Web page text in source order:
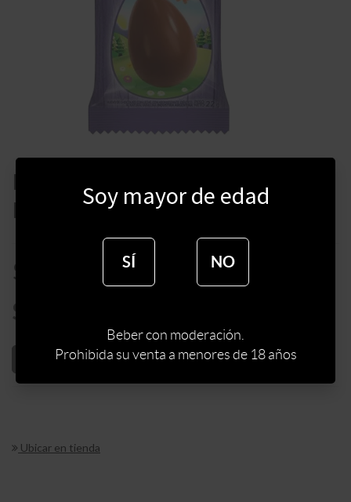
HUEVO DE PASCUA MILKA
LECHE 22 GRAMOS
$
$
AÑADIR AL CARRITO
Ubicar en tienda
Soy mayor de edad
SÍ NO
Beber con moderación.
Prohibida su venta a menores de 18 años